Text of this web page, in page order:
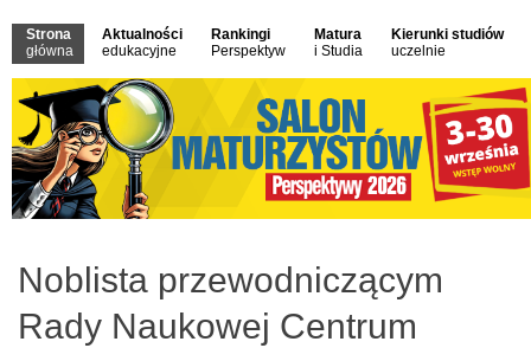
Strona
główna
Aktualności
edukacyjne
Rankingi
Perspektyw
Matura
i Studia
Kierunki studiów
uczelnie
Noblista przewodniczącym
Rady Naukowej Centrum